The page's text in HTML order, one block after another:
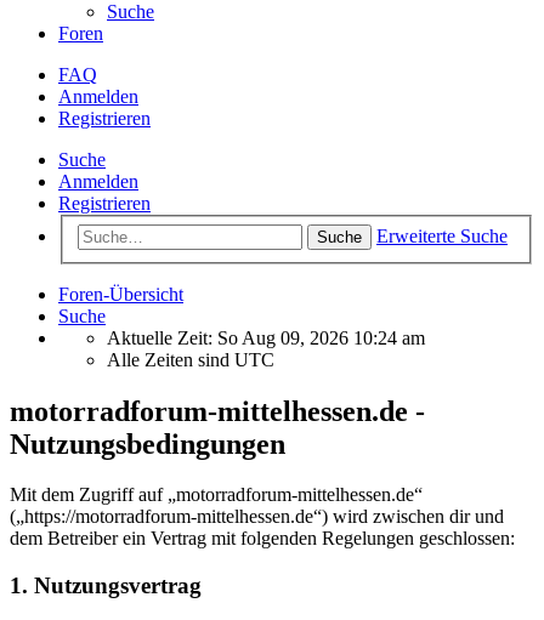
Suche
Foren
FAQ
Anmelden
Registrieren
Suche
Anmelden
Registrieren
Suche Erweiterte Suche
Foren-Übersicht
Suche
Aktuelle Zeit: So Aug 09, 2026 10:24 am
Alle Zeiten sind UTC
motorradforum-mittelhessen.de -
Nutzungsbedingungen
Mit dem Zugriff auf „motorradforum-mittelhessen.de“
(„https://motorradforum-mittelhessen.de“) wird zwischen dir und
dem Betreiber ein Vertrag mit folgenden Regelungen geschlossen:
1. Nutzungsvertrag